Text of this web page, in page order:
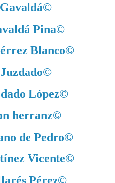
©
Pina©
Blanco©
©
López©
herranz©
de Pedro©
Vicente©
Pérez©